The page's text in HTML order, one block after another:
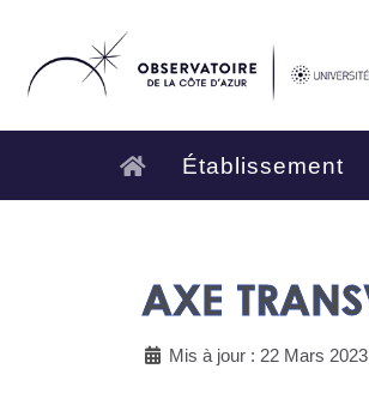
Établissement
AXE
Mis à jour : 22 Mars 2023